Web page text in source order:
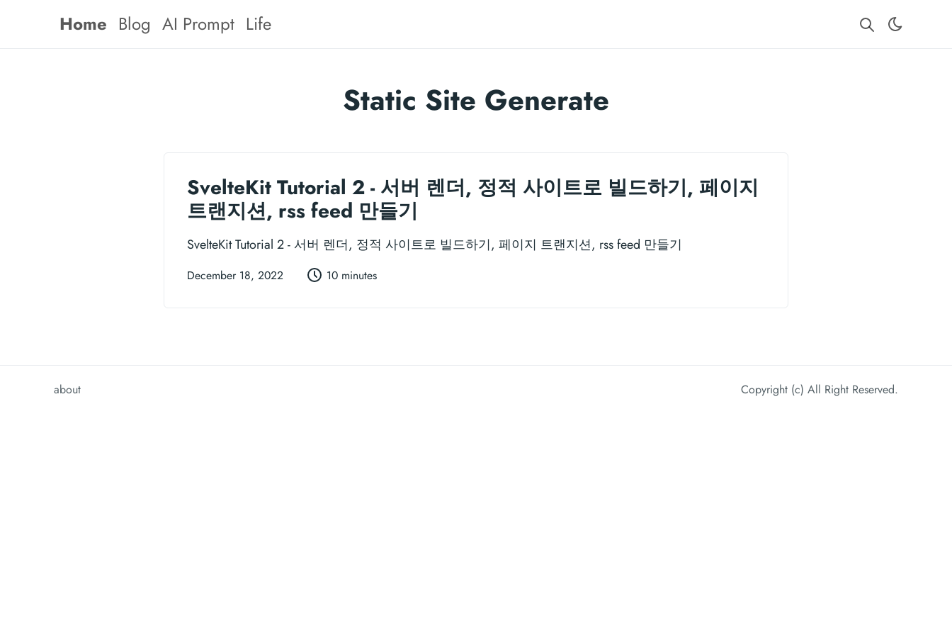
Home Blog AI Prompt Life
Static Site Generate
SvelteKit Tutorial 2 - 서버 렌더, 정적 사이트로 빌드하기, 페이지
트랜지션, rss feed 만들기
SvelteKit Tutorial 2 - 서버 렌더, 정적 사이트로 빌드하기, 페이지 트랜지션, rss feed 만들기
December 18, 2022 10 minutes
about Copyright (c) All Right Reserved.